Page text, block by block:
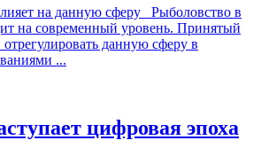
на данную сферу Рыболовство в
на современный уровень. Принятый
данную сферу в
...
цифровая эпоха